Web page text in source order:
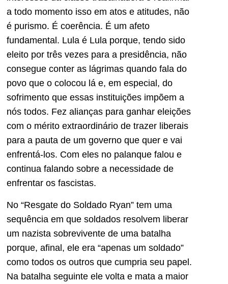
a todo momento isso em atos e atitudes, não
é purismo. É coerência. É um afeto
fundamental. Lula é Lula porque, tendo sido
eleito por três vezes para a presidência, não
consegue conter as lágrimas quando fala do
povo que o colocou lá e, em especial, do
sofrimento que essas instituições impõem a
nós todos. Fez alianças para ganhar eleições
com o mérito extraordinário de trazer liberais
para a pauta de um governo que quer e vai
enfrentá-los. Com eles no palanque falou e
continua falando sobre a necessidade de
enfrentar os fascistas.
No “Resgate do Soldado Ryan” tem uma
sequência em que soldados resolvem liberar
um nazista sobrevivente de uma batalha
porque, afinal, ele era “apenas um soldado”
como todos os outros que cumpria seu papel.
Na batalha seguinte ele volta e mata a maior